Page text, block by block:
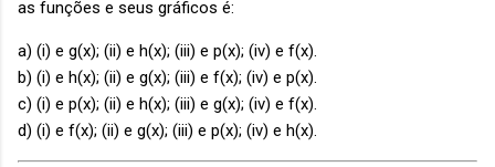
as funções e seus gráficos é:
a) (i) e g(x); (ii) e h(x); (iii) e p(x); (iv) e f(x).
b) (i) e h(x); (ii) e g(x); (iii) e f(x); (iv) e p(x).
c) (i) e p(x); (ii) e h(x); (iii) e g(x); (iv) e f(x).
d) (i) e f(x); (ii) e g(x); (iii) e p(x); (iv) e h(x).